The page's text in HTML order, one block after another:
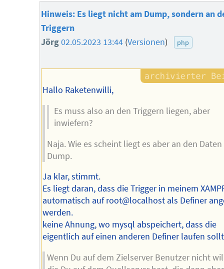
Hinweis: Es liegt nicht am Dump, sondern an
Triggern
Jörg02.05.2023 13:44 (Versionen) php
Hallo Raketenwilli,
Es muss also an den Triggern liegen, aber
inwiefern?
Naja. Wie es scheint liegt es aber an den
Dump.
Ja klar, stimmt.
Es liegt daran, dass die Trigger in meinem
automatisch auf root@localhost als Definer
werden.
keine Ahnung, wo mysql abspeichert, dass die
eigentlich auf einen anderen Definer laufen
Wenn Du auf dem Zielserver Benutzer nicht